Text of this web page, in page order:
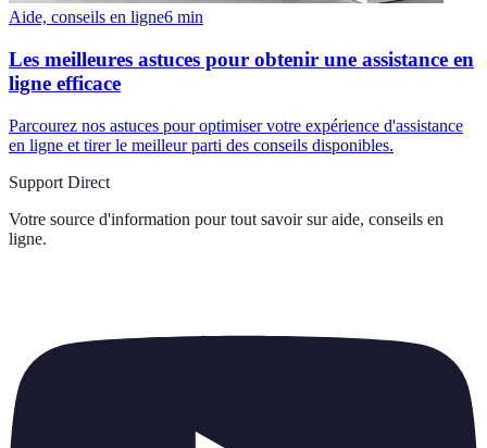
Aide, conseils en ligne6 min
Les meilleures astuces pour obtenir une assistance en
ligne efficace
Parcourez nos astuces pour optimiser votre expérience d'assistance
en ligne et tirer le meilleur parti des conseils disponibles.
Support Direct
Votre source d'information pour tout savoir sur aide, conseils en
ligne.